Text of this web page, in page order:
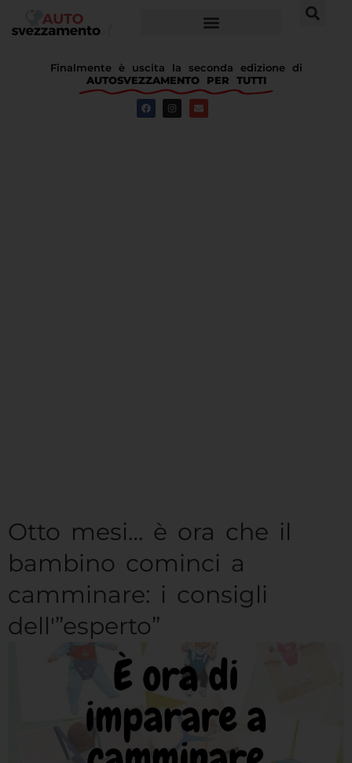
Finalmente è uscita la seconda edizione di
AUTOSVEZZAMENTO PER TUTTI
Otto mesi… è ora che il
bambino cominci a
camminare: i consigli
dell'”esperto”